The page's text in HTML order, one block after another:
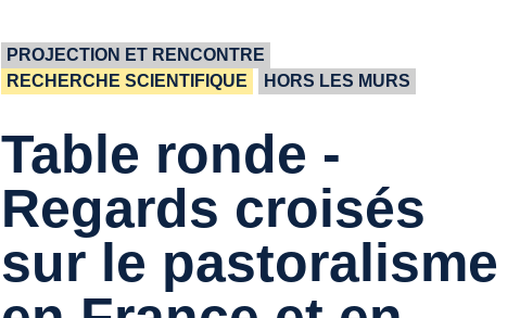
PROJECTION ET RENCONTRE
RECHERCHE SCIENTIFIQUE
HORS LES MURS
Table ronde -
Regards croisés
sur le pastoralisme